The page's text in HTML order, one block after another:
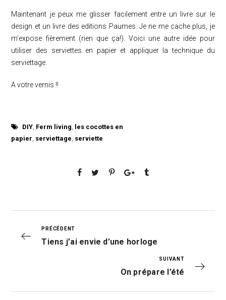
Maintenant je peux me glisser facilement entre un livre sur le
design et un livre des editions Paumes. Je ne me cache plus, je
m’expose fièrement (rien que ça!). Voici une autre idée pour
utiliser des serviettes en papier et appliquer la technique du
serviettage.
A votre vernis !!
DIY, Ferm living, les cocottes en
papier, serviettage, serviette
PRÉCÉDENT
Tiens j’ai envie d’une horloge
SUIVANT
On prépare l’été